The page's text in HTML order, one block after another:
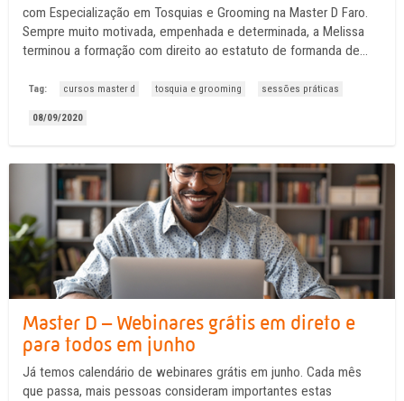
com Especialização em Tosquias e Grooming na Master D Faro.
Sempre muito motivada, empenhada e determinada, a Melissa
terminou a formação com direito ao estatuto de formanda de
às sessões práticas de tosquia. ...
Tag: cursos master d tosquia e grooming sessões práticas
08/09/2020
Master D – Webinares grátis em direto e
para todos em junho
Já temos calendário de webinares grátis em junho. Cada mês
que passa, mais pessoas consideram importantes estas